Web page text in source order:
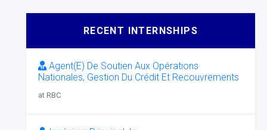
RECENT INTERNSHIPS
Agent(E) De Soutien Aux Opérations
Nationales, Gestion Du Crédit Et Recouvrements
at RBC